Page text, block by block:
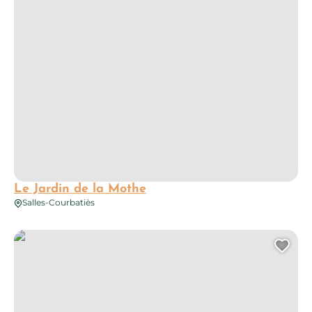
Le Jardin de la Mothe
Salles-Courbatiès
Société Coopérative Distillation Saint-Igest